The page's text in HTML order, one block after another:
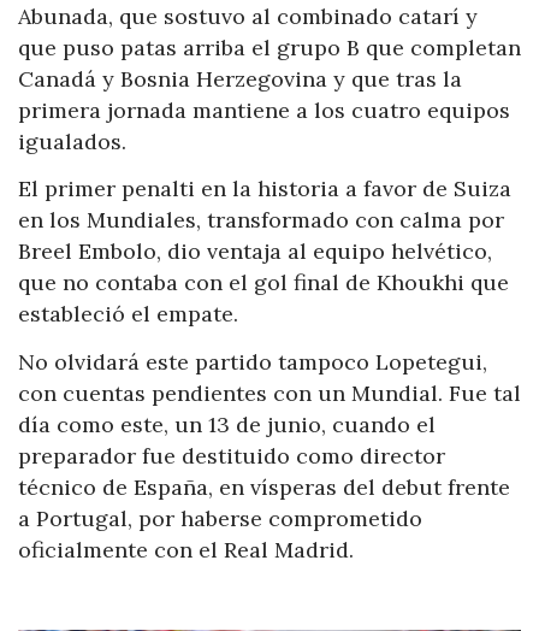
Abunada, que sostuvo al combinado catarí y
que puso patas arriba el grupo B que completan
Canadá y Bosnia Herzegovina y que tras la
primera jornada mantiene a los cuatro equipos
igualados.
El primer penalti en la historia a favor de Suiza
en los Mundiales, transformado con calma por
Breel Embolo, dio ventaja al equipo helvético,
que no contaba con el gol final de Khoukhi que
estableció el empate.
No olvidará este partido tampoco Lopetegui,
con cuentas pendientes con un Mundial. Fue tal
día como este, un 13 de junio, cuando el
preparador fue destituido como director
técnico de España, en vísperas del debut frente
a Portugal, por haberse comprometido
oficialmente con el Real Madrid.